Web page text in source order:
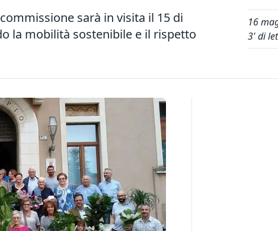
sarà in visita il 15 di
la mobilità sostenibile e il rispetto
16
3' di